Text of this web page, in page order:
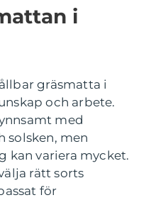
i
gräsmatta i
och arbete.
med
solsken, men
kan variera mycket.
rätt sorts
för